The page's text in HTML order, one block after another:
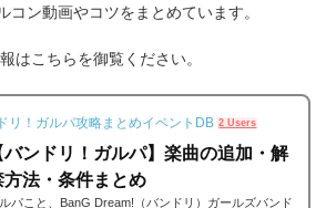
コン動画やコツをまとめています。
はこちらを御覧ください。
リ！ガルパ攻略まとめイベントDB 2 Users
バンドリ！ガルパ】楽曲の追加・解
方法・条件まとめ
パこと、BanG Dream!（バンドリ）ガールズバンド